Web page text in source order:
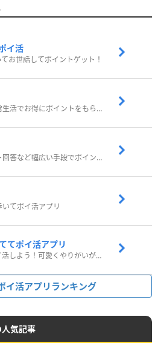
イ活
てお世話してポイントゲット！
歩いてポイ活！日常生活でお得にポイントをもらおう
歩いたりアンケート回答など幅広い手段でポイントをゲット
てポイ活アプリ
てポイ活アプリ
ペットを育ってポイ活しよう！可愛くやりがいがある新感覚アプリ
イ活アプリランキング
気記事